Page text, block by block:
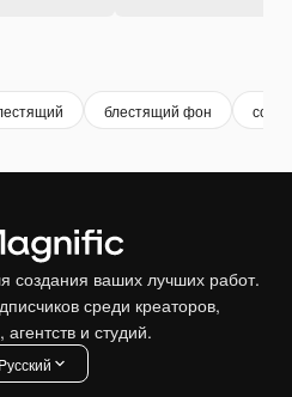
блестящий фон
создания ваших лучших работ.
среди креаторов,
и студий.
Pусский